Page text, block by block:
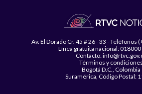
Av. El Dorado Cr. 45 # 26 - 33 - Teléfonos
Línea gratuita nacional:
Contacto:
Términos y condiciones
Bogotá D.C., Colombia
Suramérica, Código Postal: